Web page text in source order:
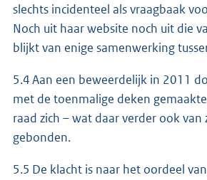
slechts incidenteel als vraagbaak
Noch uit haar website noch uit die
blijkt van enige samenwerking
5.4 Aan een beweerdelijk in 2011
met de toenmalige deken
raad zich – wat daar verder ook van
gebonden.
5.5 De klacht is naar het oordeel